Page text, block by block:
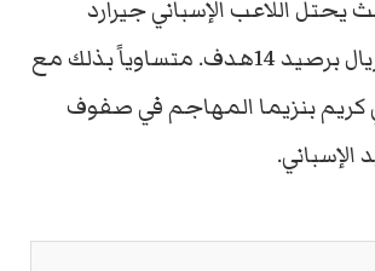
يحتل اللاعب الإسباني جيرارد
مورينو مع فياريال برصيد 14هدف. متساوياً بذلك مع
كريم بنزيما المهاجم في صفوف
الإسباني.